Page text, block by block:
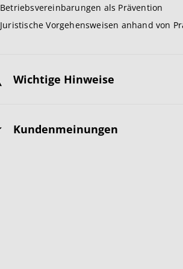
Betriebsvereinbarungen als Prävention
Juristische Vorgehensweisen anhand von
Wichtige Hinweise
Kundenmeinungen